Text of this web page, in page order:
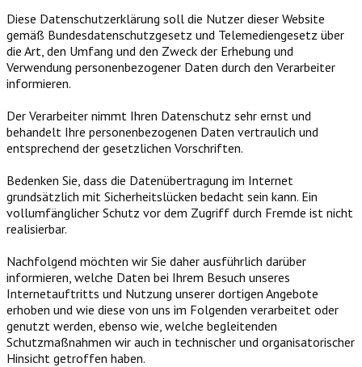
Diese Datenschutzerklärung soll die Nutzer dieser Website
gemäß Bundesdatenschutzgesetz und Telemediengesetz über
die Art, den Umfang und den Zweck der Erhebung und
Verwendung personenbezogener Daten durch den Verarbeiter
informieren.
Der Verarbeiter nimmt Ihren Datenschutz sehr ernst und
behandelt Ihre personenbezogenen Daten vertraulich und
entsprechend der gesetzlichen Vorschriften.
Bedenken Sie, dass die Datenübertragung im Internet
grundsätzlich mit Sicherheitslücken bedacht sein kann. Ein
vollumfänglicher Schutz vor dem Zugriff durch Fremde ist nicht
realisierbar.
Nachfolgend möchten wir Sie daher ausführlich darüber
informieren, welche Daten bei Ihrem Besuch unseres
Internetauftritts und Nutzung unserer dortigen Angebote
erhoben und wie diese von uns im Folgenden verarbeitet oder
genutzt werden, ebenso wie, welche begleitenden
Schutzmaßnahmen wir auch in technischer und organisatorischer
Hinsicht getroffen haben.